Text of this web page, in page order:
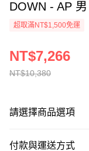
DOWN - AP
超取滿NT$1,500免運
NT$10,380
NT$7,266
請選擇商品選項
付款與運送方式